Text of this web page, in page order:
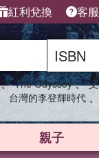
紅利兌換 客
、 The Odyssey 、
台灣的李登輝時代 、
親子